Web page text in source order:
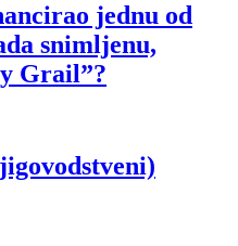
jednu od
snimljenu,
Grail”?